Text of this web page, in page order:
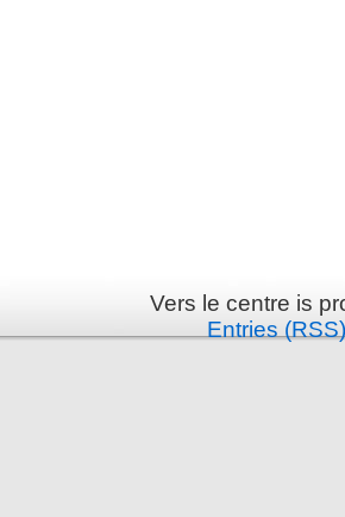
Vers le centre is
Entries (RSS)